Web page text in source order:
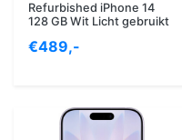
Refurbished iPhone 14
128 GB Wit Licht gebruikt
€489,-